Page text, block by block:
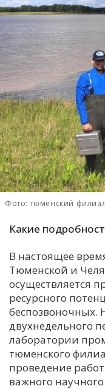
Е
И
К
М
Н
Фото: тюменский
Какие
В настоящее
Тюменской и
осуществляется
ресурсного
беспозвоночных.
двухнедельного
лаборатории
тюменского
проведение
важного